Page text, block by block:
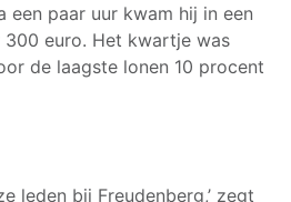
een paar uur kwam hij in een
euro. Het kwartje was
de laagste lonen 10 procent
leden bij Freudenberg,’ zegt